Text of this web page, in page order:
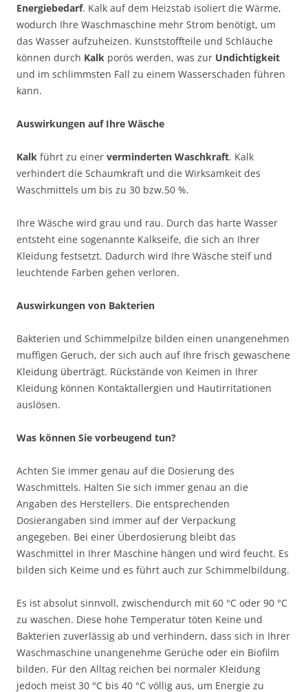
Energiebedarf. Kalk auf dem Heizstab isoliert die Wärme,
wodurch Ihre Waschmaschine mehr Strom benötigt, um
das Wasser aufzuheizen. Kunststoffteile und Schläuche
können durch Kalk porös werden, was zur Undichtigkeit
und im schlimmsten Fall zu einem Wasserschaden führen
kann.
Auswirkungen auf Ihre Wäsche
Kalk führt zu einer verminderten Waschkraft. Kalk
verhindert die Schaumkraft und die Wirksamkeit des
Waschmittels um bis zu 30 bzw.50 %.
Ihre Wäsche wird grau und rau. Durch das harte Wasser
entsteht eine sogenannte Kalkseife, die sich an Ihrer
Kleidung festsetzt. Dadurch wird Ihre Wäsche steif und
leuchtende Farben gehen verloren.
Auswirkungen von Bakterien
Bakterien und Schimmelpilze bilden einen unangenehmen
muffigen Geruch, der sich auch auf Ihre frisch gewaschene
Kleidung überträgt. Rückstände von Keimen in Ihrer
Kleidung können Kontaktallergien und Hautirritationen
auslösen.
Was können Sie vorbeugend tun?
Achten Sie immer genau auf die Dosierung des
Waschmittels. Halten Sie sich immer genau an die
Angaben des Herstellers. Die entsprechenden
Dosierangaben sind immer auf der Verpackung
angegeben. Bei einer Überdosierung bleibt das
Waschmittel in Ihrer Maschine hängen und wird feucht. Es
bilden sich Keime und es führt auch zur Schimmelbildung.
Es ist absolut sinnvoll, zwischendurch mit 60 °C oder 90 °C
zu waschen. Diese hohe Temperatur töten Keine und
Bakterien zuverlässig ab und verhindern, dass sich in Ihrer
Waschmaschine unangenehme Gerüche oder ein Biofilm
bilden. Für den Alltag reichen bei normaler Kleidung
jedoch meist 30 °C bis 40 °C völlig aus, um Energie zu